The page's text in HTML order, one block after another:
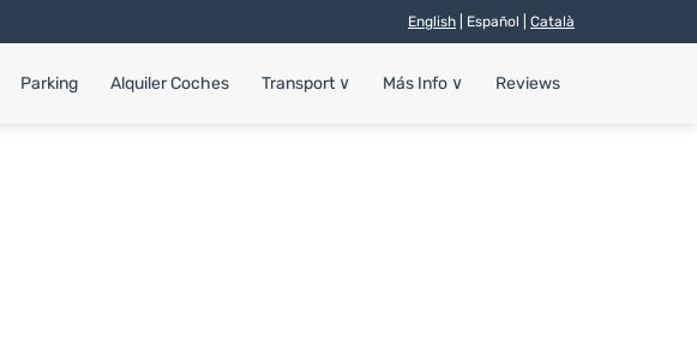
English | Español | Català
Parking Alquiler Coches Transport ∨ Más Info ∨ Reviews